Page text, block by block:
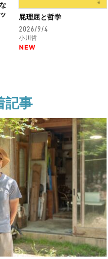
屁理屈と哲学
2026/9/4
小川哲
NEW
記事